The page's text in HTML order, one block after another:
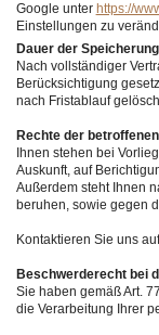
Google unter https://
Einstellungen zu
Dauer der Speicherung
Nach vollständiger
Berücksichtigung
nach Fristablauf
Rechte der
Ihnen stehen bei
Auskunft, auf
Außerdem steht Ihnen
beruhen, sowie gegen
Kontaktieren Sie uns
Beschwerderecht bei
Sie haben gemäß Art.
die Verarbeitung Ihrer